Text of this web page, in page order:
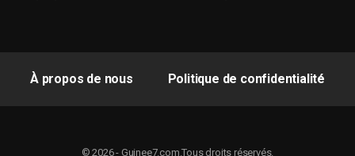
À propos de nous Politique de confidentialité
© 2026 - Guinee7.com.Tous droits réservés.